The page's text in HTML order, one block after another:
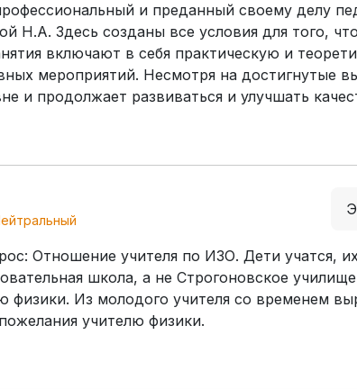
и преданный своему делу
Н.А. Здесь созданы все условия для того,
включают в себя практическую и
мероприятий. Несмотря на достигнутые
и продолжает развиваться и улучшать
Отношение учителя по ИЗО. Дети учатся,
школа, а не Строгоновское
физики. Из молодого учителя со временем
учителю физики.